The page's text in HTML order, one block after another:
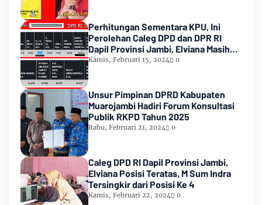
Perhitungan Sementara KPU, Ini
Perolehan Caleg DPD dan DPR RI
Dapil Provinsi Jambi, Elviana Masih
Urutan Kedua Teratas
Kamis, Februari 15, 2024 0
Unsur Pimpinan DPRD Kabupaten
Muarojambi Hadiri Forum Konsultasi
Publik RKPD Tahun 2025
Rabu, Februari 21, 2024 0
Caleg DPD RI Dapil Provinsi Jambi,
Elviana Posisi Teratas, M Sum Indra
Tersingkir dari Posisi Ke 4
Kamis, Februari 22, 2024 0